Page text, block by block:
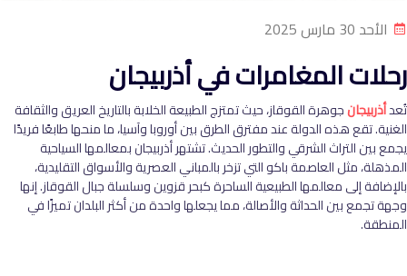
الأحد 30 مارس 2025
رحلات المغامرات في أذربيجان
تُعدأذربيجانجوهرة القوقاز، حيث تمتزج الطبيعة الخلابة بالتاريخ العريق والثقافة
الغنية. تقع هذه الدولة عند مفترق الطرق بين أوروبا وآسيا، ما منحها طابعًا فريدًا
يجمع بين التراث الشرقي والتطور الحديث. تشتهر أذربيجان بمعالمها السياحية
المذهلة، مثل العاصمة باكو التي تزخر بالمباني العصرية والأسواق التقليدية،
بالإضافة إلى معالمها الطبيعية الساحرة كبحر قزوين وسلسلة جبال القوقاز. إنها
وجهة تجمع بين الحداثة والأصالة، مما يجعلها واحدة من أكثر البلدان تميزًا في
المنطقة.